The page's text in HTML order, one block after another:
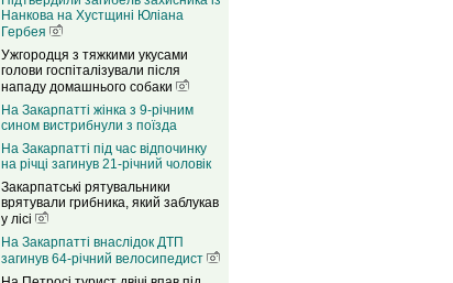
Нанкова на Хустщині Юліана
Гербея
Ужгородця з тяжкими укусами
голови госпіталізували після
нападу домашнього собаки
На Закарпатті жінка з 9-річним
сином вистрибнули з поїзда
На Закарпатті під час відпочинку
на річці загинув 21-річний чоловік
Закарпатські рятувальники
врятували грибника, який заблукав
у лісі
На Закарпатті внаслідок ДТП
загинув 64-річний велосипедист